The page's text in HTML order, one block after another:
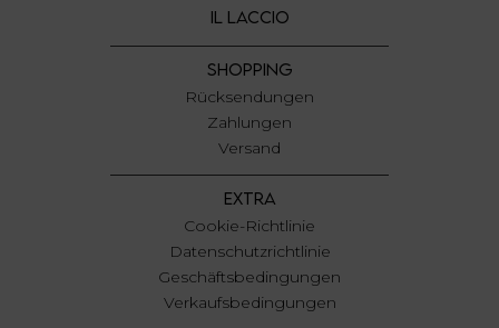
IL LACCIO
SHOPPING
Rücksendungen
Zahlungen
Versand
EXTRA
Cookie-Richtlinie
Datenschutzrichtlinie
Geschäftsbedingungen
Verkaufsbedingungen